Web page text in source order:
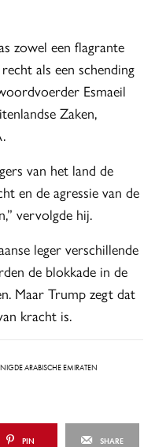
zowel een flagrante
als een schending
Esmaeil
Zaken,
van het land de
en de agressie van de
vervolgde hij.
leger verschillende
de blokkade in de
Maar Trump zegt dat
kracht is.
ARABISCHE EMIRATEN
PIN SHARE